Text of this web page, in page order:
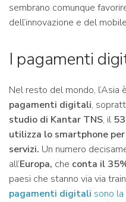
sembrano comunque
dell’innovazione e del
I pagamenti
Nel resto del mondo, l’Asia
pagamenti digitali,
studio di Kantar TNS, il
utilizza lo smartphone
servizi. Un numero
all’Europa, che conta il
paesi che stanno via via
pagamenti digitali sono la